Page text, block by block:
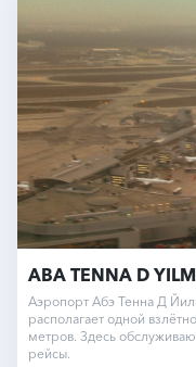
ABA TENNA D
Аэропорт Абэ Тенна Д
располагает одной
метров. Здесь
рейсы.